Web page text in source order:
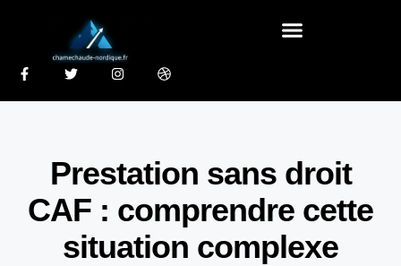
Prestation sans droit
CAF : comprendre cette
situation complexe